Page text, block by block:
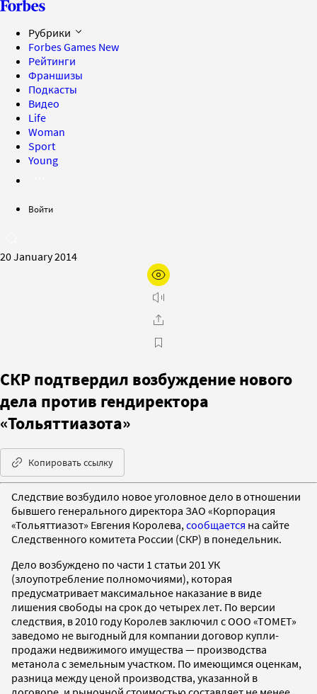
Рубрики
Forbes Games New
Рейтинги
Франшизы
Подкасты
Видео
Life
Woman
Sport
Young
Войти
20 January 2014
СКР подтвердил возбуждение нового
дела против гендиректора
«Тольяттиазота»
Копировать ссылку
Следствие возбудило новое уголовное дело в отношении
бывшего генерального директора ЗАО «Корпорация
«Тольяттиазот» Евгения Королева, сообщается на сайте
Следственного комитета России (СКР) в понедельник.
Дело возбуждено по части 1 статьи 201 УК
(злоупотребление полномочиями), которая
предусматривает максимальное наказание в виде
лишения свободы на срок до четырех лет. По версии
следствия, в 2010 году Королев заключил с ООО «ТОМЕТ»
заведомо не выгодный для компании договор купли-
продажи недвижимого имущества — производства
метанола с земельным участком. По имеющимся оценкам,
разница между ценой производства, указанной в